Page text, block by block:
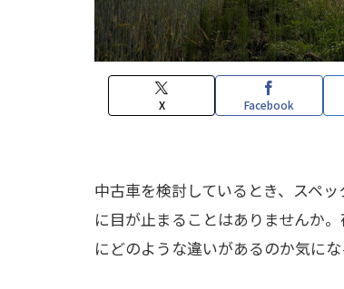
X Facebook
中古車を検討しているとき、スペ
に目が止まることはありませんか
にどのような違いがあるのか気にな